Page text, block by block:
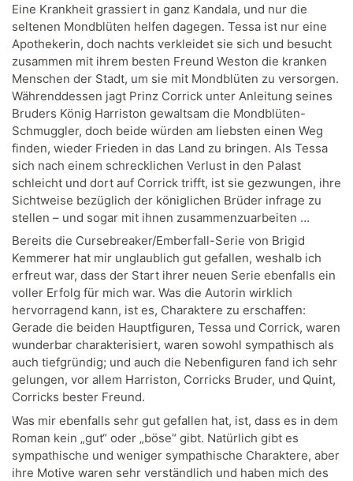
Eine Krankheit grassiert in ganz Kandala, und nur die
seltenen Mondblüten helfen dagegen. Tessa ist nur eine
Apothekerin, doch nachts verkleidet sie sich und besucht
zusammen mit ihrem besten Freund Weston die kranken
Menschen der Stadt, um sie mit Mondblüten zu versorgen.
Währenddessen jagt Prinz Corrick unter Anleitung seines
Bruders König Harriston gewaltsam die Mondblüten-
Schmuggler, doch beide würden am liebsten einen Weg
finden, wieder Frieden in das Land zu bringen. Als Tessa
sich nach einem schrecklichen Verlust in den Palast
schleicht und dort auf Corrick trifft, ist sie gezwungen, ihre
Sichtweise bezüglich der königlichen Brüder infrage zu
stellen – und sogar mit ihnen zusammenzuarbeiten …
Bereits die Cursebreaker/Emberfall-Serie von Brigid
Kemmerer hat mir unglaublich gut gefallen, weshalb ich
erfreut war, dass der Start ihrer neuen Serie ebenfalls ein
voller Erfolg für mich war. Was die Autorin wirklich
hervorragend kann, ist es, Charaktere zu erschaffen:
Gerade die beiden Hauptfiguren, Tessa und Corrick, waren
wunderbar charakterisiert, waren sowohl sympathisch als
auch tiefgründig; und auch die Nebenfiguren fand ich sehr
gelungen, vor allem Harriston, Corricks Bruder, und Quint,
Corricks bester Freund.
Was mir ebenfalls sehr gut gefallen hat, ist, dass es in dem
Roman kein „gut“ oder „böse“ gibt. Natürlich gibt es
sympathische und weniger sympathische Charaktere, aber
ihre Motive waren sehr verständlich und haben mich des